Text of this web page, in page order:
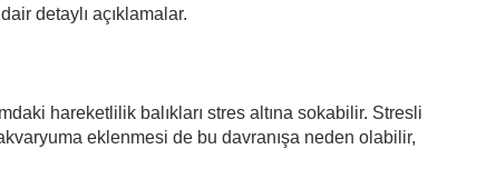
detaylı açıklamalar.
hareketlilik balıkları stres altına sokabilir. Stresli
eklenmesi de bu davranışa neden olabilir,